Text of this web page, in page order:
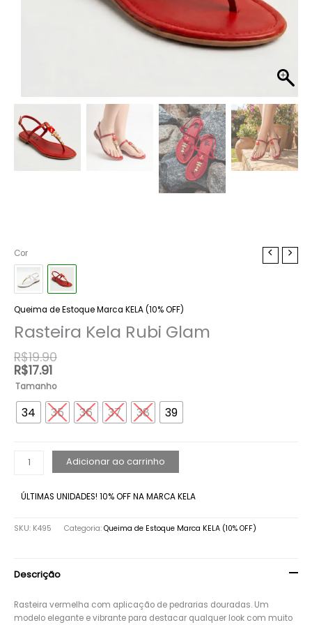
Cor
Queima de Estoque Marca KELA (10% OFF)
Rasteira Kela Rubi Glam
R$19.90
R$17.91
Tamanho
34 35 36 37 38 39
Rasteira
Kela
Rubi
Glam
quantidade
Adicionar ao carrinho
ÚLTIMAS UNIDADES! 10% OFF NA MARCA KELA
SKU: K495 Categoria: Queima de Estoque Marca KELA (10% OFF)
Descrição
Rasteira vermelha com aplicação de pedrarias douradas. Um
modelo elegante e vibrante para destacar qualquer look com muito